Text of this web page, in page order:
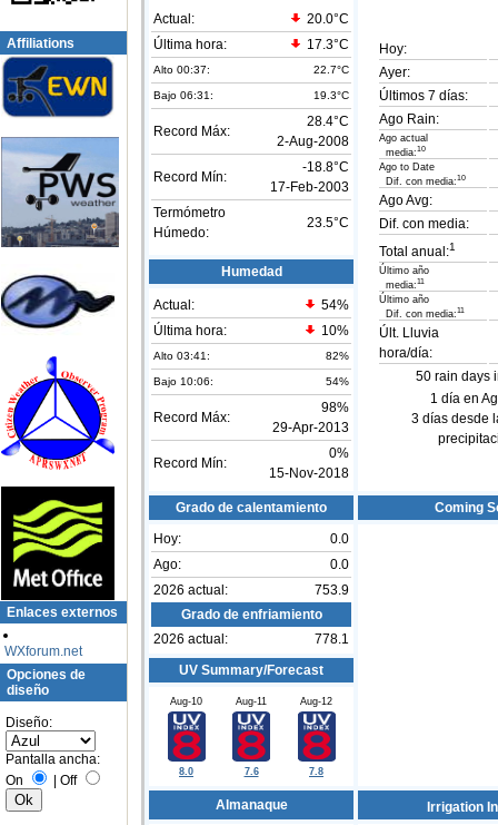
Affiliations
Enlaces externos
WXforum.net
Opciones de
diseño
Diseño:
Pantalla ancha:
On
| Off
Actual:
20.0°C
Última hora:
17.3°C
Alto 00:37: 22.7°C
Bajo 06:31: 19.3°C
Record Máx:
28.4°C
2-Aug-2008
Record Mín:
-18.8°C
17-Feb-2003
Termómetro
Húmedo:
23.5°C
Hoy:
Ayer:
Últimos 7 días:
Ago Rain:
Ago actual
media:10
Ago to Date
Dif. con media:10
Ago Avg:
Dif. con media:
Total anual:1
Último año
media:11
Último año
Dif. con media:11
Últ. Lluvia
hora/día:
50 rain days
1 día en
3 días desde
Humedad
Actual: 54%
Última hora:
10%
Alto 03:41: 82%
Bajo 10:06: 54%
Record Máx:
98%
29-Apr-2013
Record Mín:
0%
15-Nov-2018
Grado de calentamiento
Coming
Hoy:
0.0
Ago:
0.0
2026 actual:
753.9
Grado de enfriamiento
2026 actual:
778.1
UV Summary/Forecast
Aug-10
8.0
Aug-11
7.6
Aug-12
7.8
Almanaque Irrigation